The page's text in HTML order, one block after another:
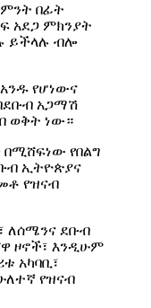
በፊት
አደጋ ምክንያት
ይችላሉ ብሎ
የሆነውና
አጋማሽ
ወቅት ነው።
በሚሸፍነው የበልግ
ኢትዮጵያና
የዝናብ
ለሰሜንና ደቡብ
ዞኖች፣ እንዲሁም
አካባቢ፣
የዝናብ